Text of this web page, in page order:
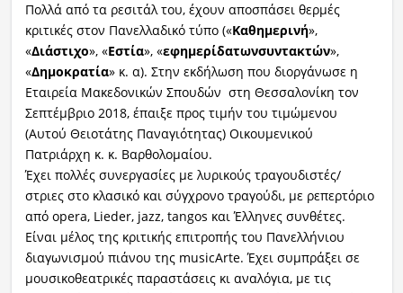
Πολλά από τα ρεσιτάλ του, έχουν αποσπάσει θερμές
κριτικές στον Πανελλαδικό τύπο («Καθημερινή»,
«Διάστιχο», «Εστία», «εφημερίδατωνσυντακτών»,
«Δημοκρατία» κ. α). Στην εκδήλωση που διοργάνωσε η
Εταιρεία Μακεδονικών Σπουδών στη Θεσσαλονίκη τον
Σεπτέμβριο 2018, έπαιξε προς τιμήν του τιμώμενου
(Αυτού Θειοτάτης Παναγιότητας) Οικουμενικού
Πατριάρχη κ. κ. Βαρθολομαίου.
Έχει πολλές συνεργασίες με λυρικούς τραγουδιστές/
στριες στο κλασικό και σύγχρονο τραγούδι, με ρεπερτόριο
από opera, Lieder, jazz, tangos και Έλληνες συνθέτες.
Είναι μέλος της κριτικής επιτροπής του Πανελλήνιου
διαγωνισμού πιάνου της musicArte. Έχει συμπράξει σε
μουσικοθεατρικές παραστάσεις κι αναλόγια, με τις